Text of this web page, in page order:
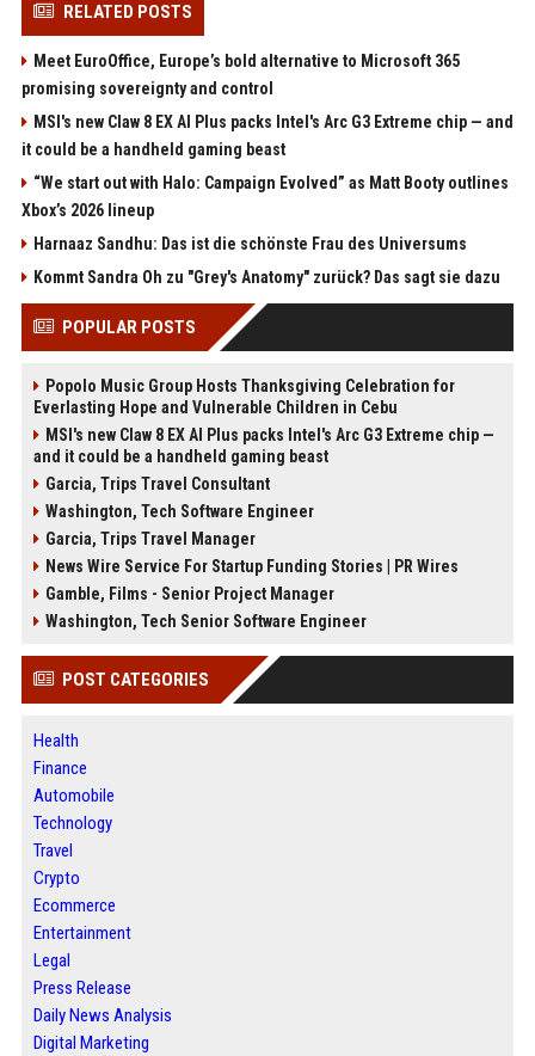
RELATED POSTS
Meet EuroOffice, Europe’s bold alternative to Microsoft 365
promising sovereignty and control
MSI's new Claw 8 EX AI Plus packs Intel's Arc G3 Extreme chip — and
it could be a handheld gaming beast
“We start out with Halo: Campaign Evolved” as Matt Booty outlines
Xbox’s 2026 lineup
Harnaaz Sandhu: Das ist die schönste Frau des Universums
Kommt Sandra Oh zu "Grey's Anatomy" zurück? Das sagt sie dazu
POPULAR POSTS
Popolo Music Group Hosts Thanksgiving Celebration for
Everlasting Hope and Vulnerable Children in Cebu
MSI's new Claw 8 EX AI Plus packs Intel's Arc G3 Extreme chip —
and it could be a handheld gaming beast
Garcia, Trips Travel Consultant
Washington, Tech Software Engineer
Garcia, Trips Travel Manager
News Wire Service For Startup Funding Stories | PR Wires
Gamble, Films - Senior Project Manager
Washington, Tech Senior Software Engineer
POST CATEGORIES
Health
Finance
Automobile
Technology
Travel
Crypto
Ecommerce
Entertainment
Legal
Press Release
Daily News Analysis
Digital Marketing